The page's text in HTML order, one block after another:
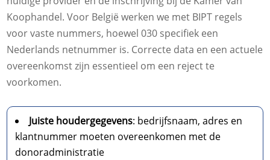
Koophandel. Voor België werken we met BIPT regels
voor vaste nummers, hoewel 030 specifiek een
Nederlands netnummer is. Correcte data en een actuele
overeenkomst zijn essentieel om een reject te
voorkomen.
Juiste houdergegevens: bedrijfsnaam, adres en
klantnummer moeten overeenkomen met de
donoradministratie